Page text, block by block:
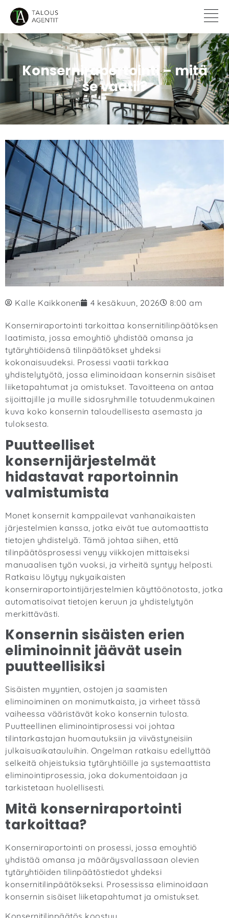
Konserniraportointi – mitä
se vaatii?
Kalle Kaikkonen 4 kesäkuun, 2026 8:00 am
Konserniraportointi tarkoittaa konsernitilinpäätöksen
laatimista, jossa emoyhtiö yhdistää omansa ja
tytäryhtiöidensä tilinpäätökset yhdeksi
kokonaisuudeksi. Prosessi vaatii tarkkaa
yhdistelytyötä, jossa eliminoidaan konsernin sisäiset
liiketapahtumat ja omistukset. Tavoitteena on antaa
sijoittajille ja muille sidosryhmille totuudenmukainen
kuva koko konsernin taloudellisesta asemasta ja
tuloksesta.
Puutteelliset
konsernijärjestelmät
hidastavat raportoinnin
valmistumista
Monet konsernit kamppailevat vanhanaikaisten
järjestelmien kanssa, jotka eivät tue automaattista
tietojen yhdistelyä. Tämä johtaa siihen, että
tilinpäätösprosessi venyy viikkojen mittaiseksi
manuaalisen työn vuoksi, ja virheitä syntyy helposti.
Ratkaisu löytyy nykyaikaisten
konserniraportointijärjestelmien käyttöönotosta, jotka
automatisoivat tietojen keruun ja yhdistelytyön
merkittävästi.
Konsernin sisäisten erien
eliminoinnit jäävät usein
puutteellisiksi
Sisäisten myyntien, ostojen ja saamisten
eliminoiminen on monimutkaista, ja virheet tässä
vaiheessa vääristävät koko konsernin tulosta.
Puutteellinen eliminointiprosessi voi johtaa
tilintarkastajan huomautuksiin ja viivästyneisiin
julkaisuaikatauluihin. Ongelman ratkaisu edellyttää
selkeitä ohjeistuksia tytäryhtiöille ja systemaattista
eliminointiprosessia, joka dokumentoidaan ja
tarkistetaan huolellisesti.
Mitä konserniraportointi
tarkoittaa?
Konserniraportointi on prosessi, jossa emoyhtiö
yhdistää omansa ja määräysvallassaan olevien
tytäryhtiöiden tilinpäätöstiedot yhdeksi
konsernitilinpäätökseksi. Prosessissa eliminoidaan
konsernin sisäiset liiketapahtumat ja omistukset.
Konsernitilinpäätös koostuu